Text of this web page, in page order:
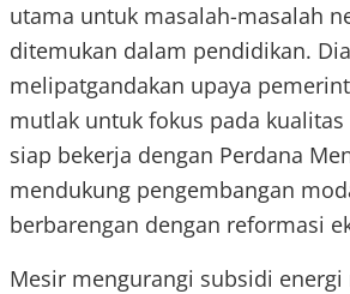
utama untuk masalah-masalah
ditemukan dalam pendidikan.
melipatgandakan upaya
mutlak untuk fokus pada
siap bekerja dengan Perdana
mendukung pengembangan
berbarengan dengan reformasi
Mesir mengurangi subsidi